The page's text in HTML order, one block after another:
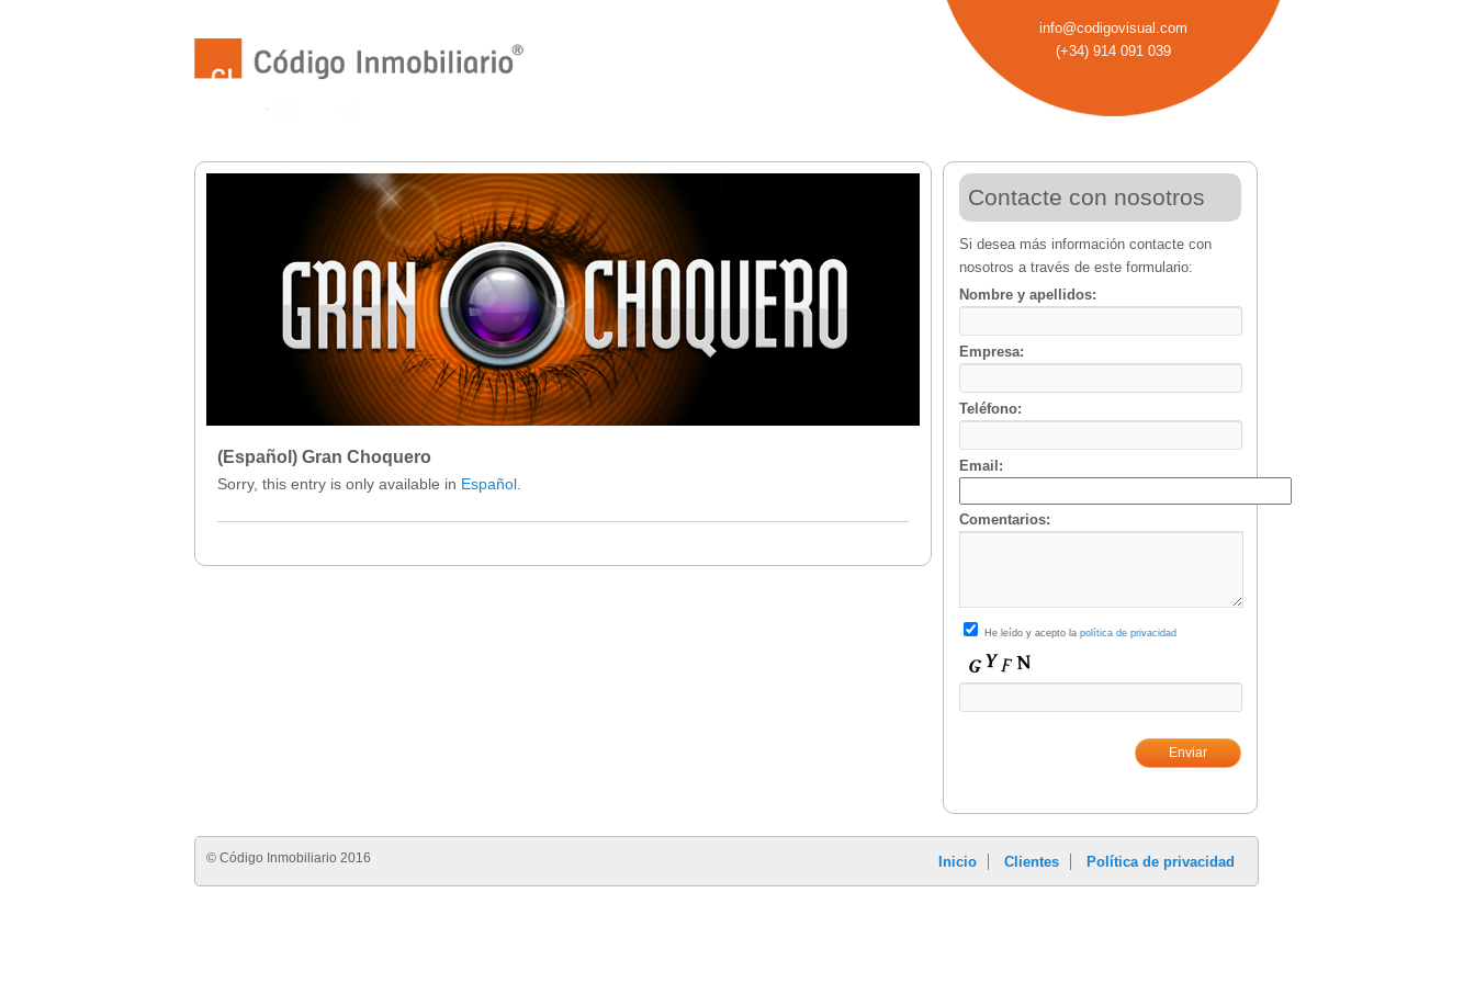
info@codigovisual .com
(+34) 914 091 039
(Español) Gran Choquero
Sorry, this entry is only available in Español
Contacte con nosotros
Si desea más información contacte con
nosotros a través de este formulario:
Nombre y apellidos:
Empresa:
Teléfono:
Email:
Comentarios:
He leído y acepto la política de privacidad
© Código Inmobiliario 2016 Inicio Clientes Política de privacidad